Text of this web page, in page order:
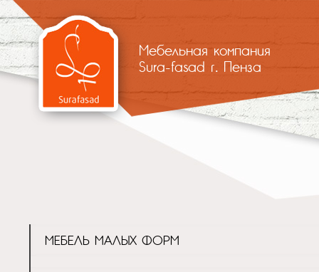
Мебельная компания
Sura-fasad г. Пенза
МЕБЕЛЬ МАЛЫХ ФОРМ